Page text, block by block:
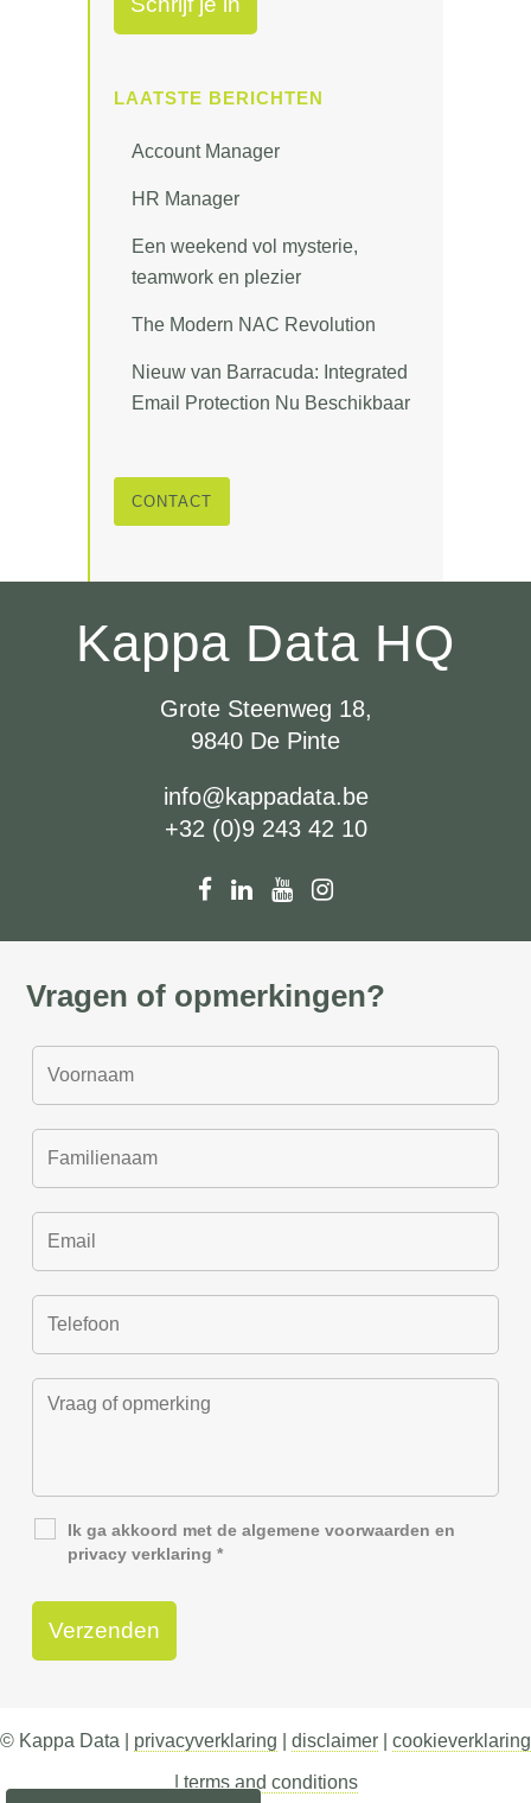
LAATSTE BERICHTEN
Account Manager
HR Manager
Een weekend vol mysterie,
teamwork en plezier
The Modern NAC Revolution
Nieuw van Barracuda: Integrated
Email Protection Nu Beschikbaar
CONTACT
Kappa Data HQ
Grote Steenweg 18,
9840 De Pinte
info@kappadata.be
+32 (0)9 243 42 10
Vragen of opmerkingen?
Ik ga akkoord met dealgemene voorwaarden en
privacy verklaring *
© Kappa Data | privacyverklaring disclaimer cookieverklaring
terms and conditions